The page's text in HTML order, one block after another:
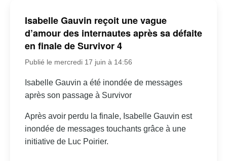
Isabelle Gauvin reçoit une vague
d’amour des internautes après sa défaite
en finale de Survivor 4
Publié le mercredi 17 juin à 14:56
Isabelle Gauvin a été inondée de messages
après son passage à Survivor
Après avoir perdu la finale, Isabelle Gauvin est
inondée de messages touchants grâce à une
initiative de Luc Poirier.